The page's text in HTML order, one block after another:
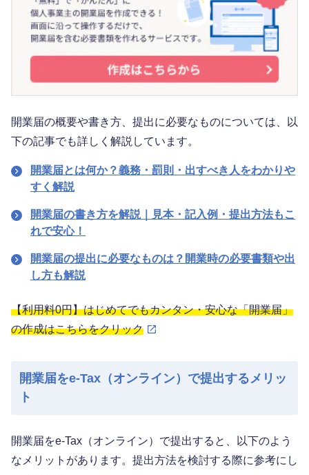
開業届の概要や書き方、提出に必要なものについては、以
下の記事でも詳しく解説しています。
開業届とは何か？義務・罰則・出すべき人をわかりや
すく解説
開業届の書き方を解説｜見本・記入例・提出方法もこ
れで安心！
開業届の提出に必要なものは？開業時の必要書類や出
し方も解説
【利用料0円】はじめてでもカンタン・安心な「開業届」
の作成はこちらをクリック
開業届をe-Tax（オンライン）で提出するメリッ
ト
開業届をe-Tax（オンライン）で提出すると、以下のよう
なメリットがあります。提出方法を検討する際に参考にし